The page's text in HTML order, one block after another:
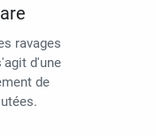
ravages
d'une
de